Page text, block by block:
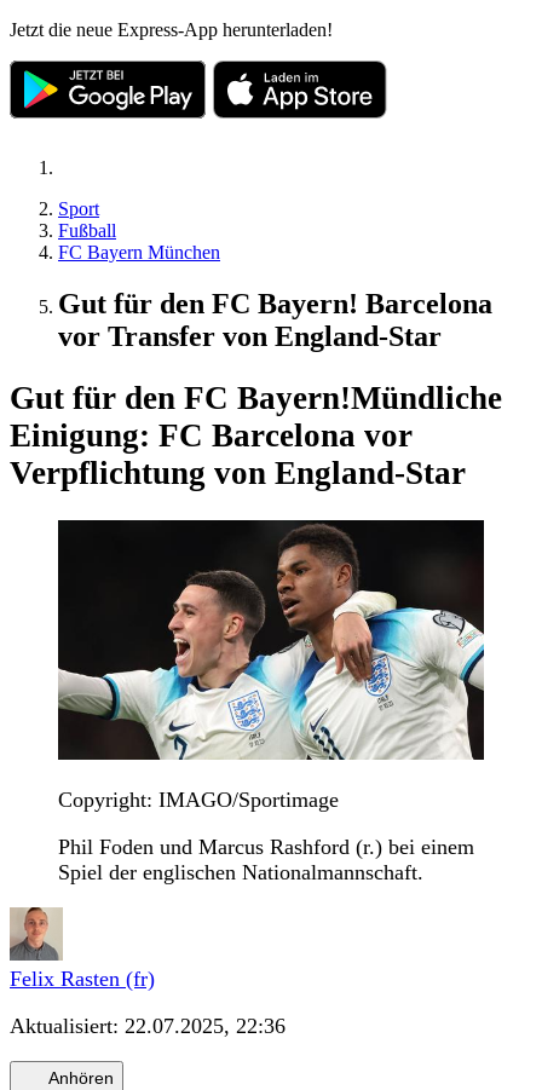
Jetzt die neue Express-App herunterladen!
Sport
Fußball
FC Bayern München
Gut für den FC Bayern! Barcelona
vor Transfer von England-Star
Gut für den FC Bayern!Mündliche
Einigung: FC Barcelona vor
Verpflichtung von England-Star
Copyright: IMAGO/Sportimage
Phil Foden und Marcus Rashford (r.) bei einem
Spiel der englischen Nationalmannschaft.
Felix Rasten (fr)
Aktualisiert: 22.07.2025, 22:36
Anhören